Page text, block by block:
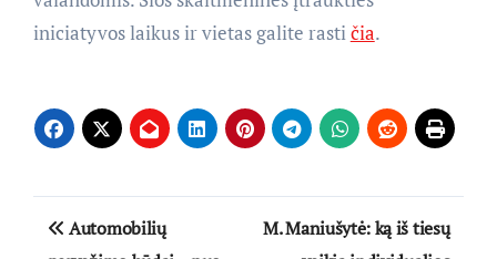
iniciatyvos laikus ir vietas galite rastičia.
Navigacija
Automobilių
M. Maniušytė: ką iš tiesų